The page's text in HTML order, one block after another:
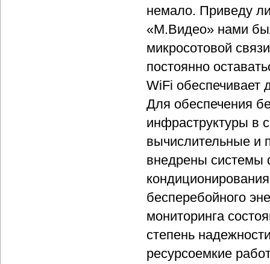
немало. Приведу
«М.Видео» нами
микросотовой
постоянно
WiFi обеспечивает
Для обеспечения
инфраструктуры в
вычислительные и
внедрены системы
бесперебойного
мониторинга
степень
ресурсоемкие